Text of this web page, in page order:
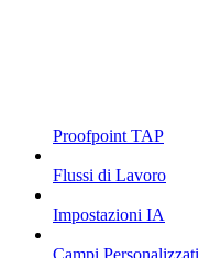
Proofpoint TAP
Flussi di Lavoro
Impostazioni IA
Campi Personalizzati